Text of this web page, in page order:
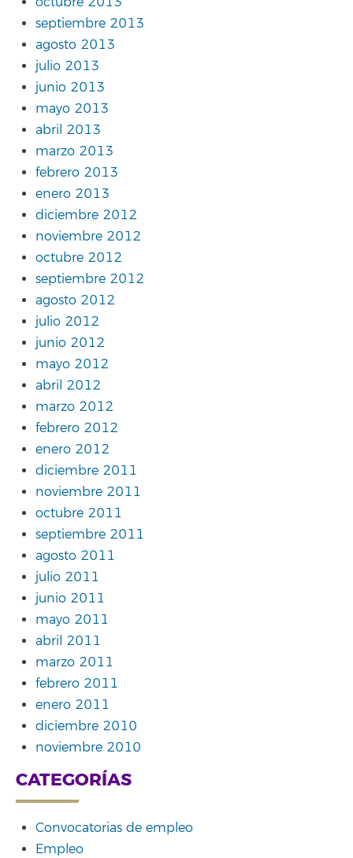
septiembre 2013
agosto 2013
julio 2013
junio 2013
mayo 2013
abril 2013
marzo 2013
febrero 2013
enero 2013
diciembre 2012
noviembre 2012
octubre 2012
septiembre 2012
agosto 2012
julio 2012
junio 2012
mayo 2012
abril 2012
marzo 2012
febrero 2012
enero 2012
diciembre 2011
noviembre 2011
octubre 2011
septiembre 2011
agosto 2011
julio 2011
junio 2011
mayo 2011
abril 2011
marzo 2011
febrero 2011
enero 2011
diciembre 2010
noviembre 2010
CATEGORÍAS
Convocatorias de empleo
Empleo